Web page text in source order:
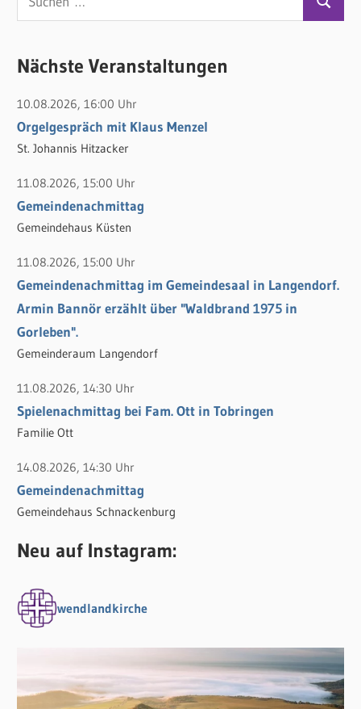
u
h
n
n
a
c
h
:
Nächste Veranstaltungen
10.08.2026, 16:00 Uhr
Orgelgespräch mit Klaus Menzel
St. Johannis Hitzacker
11.08.2026, 15:00 Uhr
Gemeindenachmittag
Gemeindehaus Küsten
11.08.2026, 15:00 Uhr
Gemeindenachmittag im Gemeindesaal in Langendorf.
Armin Bannör erzählt über "Waldbrand 1975 in
Gorleben".
Gemeinderaum Langendorf
11.08.2026, 14:30 Uhr
Spielenachmittag bei Fam. Ott in Tobringen
Familie Ott
14.08.2026, 14:30 Uhr
Gemeindenachmittag
Gemeindehaus Schnackenburg
Neu auf Instagram:
wendlandkirche